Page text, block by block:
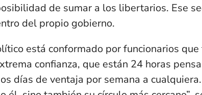
de sumar a los libertarios. Ese
del propio gobierno.
está conformado por funcionarios
confianza, que están 24 horas
días de ventaja por semana a